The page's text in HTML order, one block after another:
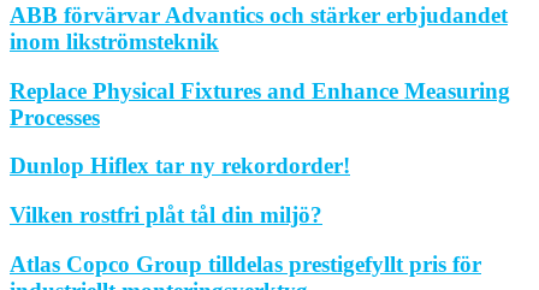
ABB förvärvar Advantics och stärker erbjudandet
inom likströmsteknik
Replace Physical Fixtures and Enhance Measuring
Processes
Dunlop Hiflex tar ny rekordorder!
Vilken rostfri plåt tål din miljö?
Atlas Copco Group tilldelas prestigefyllt pris för